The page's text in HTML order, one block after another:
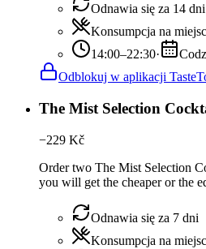
Odnawia się za 14 dni
Konsumpcja na
14:00–22:30·
Odblokuj w aplikacji
The Mist Selection
−229 Kč
Order two The Mist Selection
you will get the cheaper or the
Odnawia się za 7 dni
Konsumpcja na